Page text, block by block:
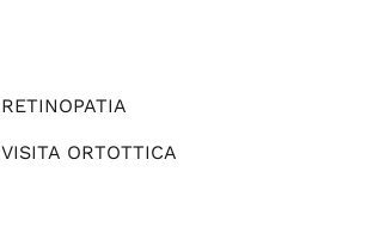
RETINOPATIA
VISITA ORTOTTICA